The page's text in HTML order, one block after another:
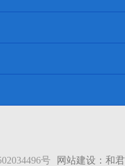
号 网站建设：和